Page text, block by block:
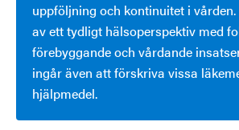
uppföljning och kontinuitet i
av ett tydligt hälsoperspektiv med
förebyggande och vårdande
ingår även att förskriva vissa
hjälpmedel.